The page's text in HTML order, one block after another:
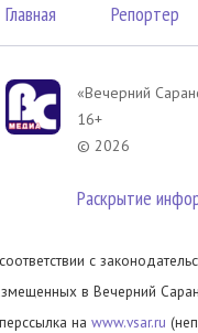
Главная Репортер
«Вечерний
16+
© 2026
Раскрытие
с
в Вечерний
на www.vsar.ru